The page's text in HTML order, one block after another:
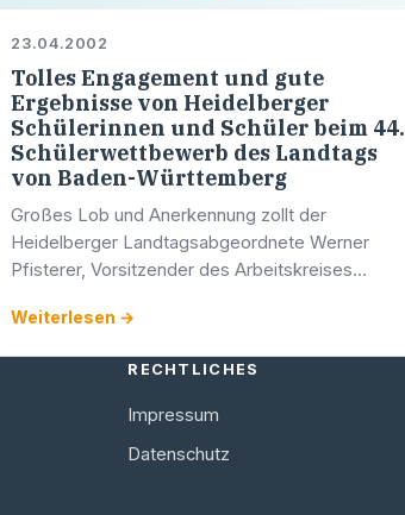
23.04.2002
Tolles Engagement und gute
Ergebnisse von Heidelberger
Schülerinnen und Schüler beim 44.
Schülerwettbewerb des Landtags
von Baden-Württemberg
Großes Lob und Anerkennung zollt der
Heidelberger Landtagsabgeordnete Werner
Pfisterer, Vorsitzender des Arbeitskreises
Landtagsfraktion, Schülerinnen und Schülern der
…
Weiterlesen →
RECHTLICHES
Impressum
Datenschutz